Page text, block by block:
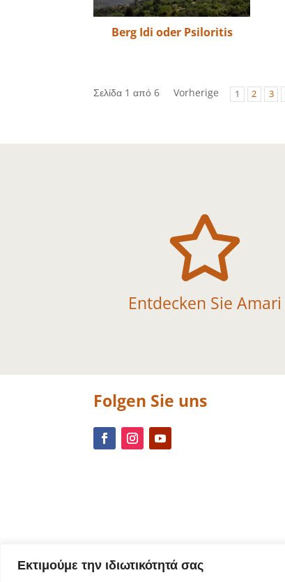
Εκτιμούμε την ιδιωτικότητά σας
Berg Idi oder Psiloritis
Σελίδα 1 από 6 Vorherige 1 2 3

Entdecken Sie Amari
Folgen Sie uns